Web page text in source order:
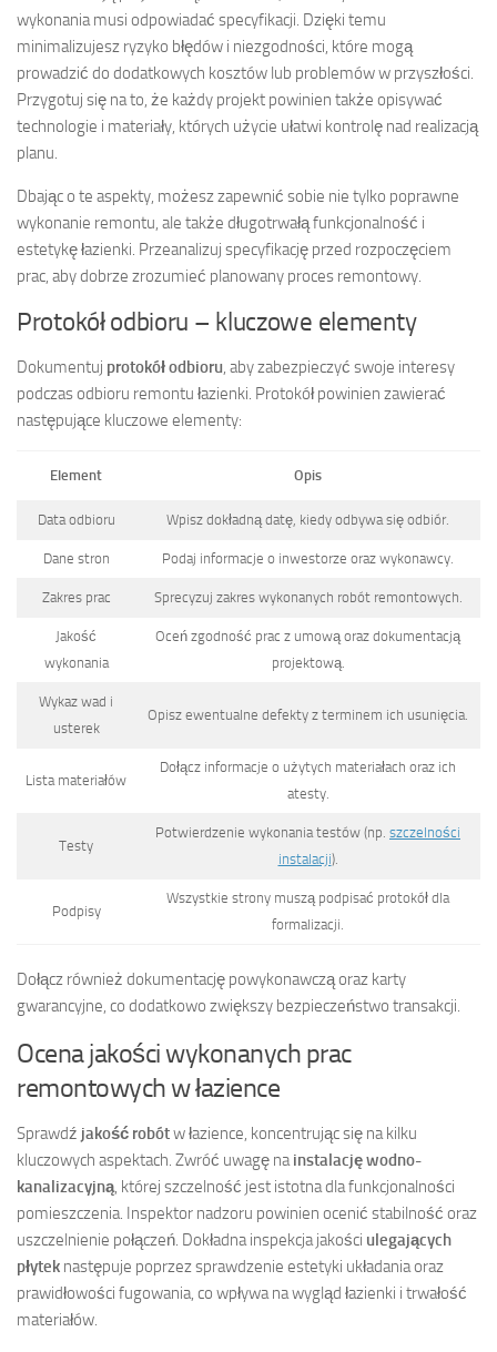
wykonania musi odpowiadać specyfikacji. Dzięki temu
minimalizujesz ryzyko błędów i niezgodności, które mogą
prowadzić do dodatkowych kosztów lub problemów w przyszłości.
Przygotuj się na to, że każdy projekt powinien także opisywać
technologie i materiały, których użycie ułatwi kontrolę nad realizacją
planu.
Dbając o te aspekty, możesz zapewnić sobie nie tylko poprawne
wykonanie remontu, ale także długotrwałą funkcjonalność i
estetykę łazienki. Przeanalizuj specyfikację przed rozpoczęciem
prac, aby dobrze zrozumieć planowany proces remontowy.
Protokół odbioru – kluczowe elementy
Dokumentuj protokół odbioru , aby zabezpieczyć swoje interesy
podczas odbioru remontu łazienki. Protokół powinien zawierać
następujące kluczowe elementy:
Element Opis
Data odbioru Wpisz dokładną datę, kiedy odbywa się odbiór.
Dane stron Podaj informacje o inwestorze oraz wykonawcy.
Zakres prac Sprecyzuj zakres wykonanych robót remontowych.
Jakość
wykonania
Oceń zgodność prac z umową oraz dokumentacją
projektową.
Wykaz wad i
usterek
Opisz ewentualne defekty z terminem ich usunięcia.
Lista materiałów
Dołącz informacje o użytych materiałach oraz ich
atesty.
Testy
Potwierdzenie wykonania testów (np. szczelności
instalacji).
Podpisy
Wszystkie strony muszą podpisać protokół dla
formalizacji.
Dołącz również dokumentację powykonawczą oraz karty
gwarancyjne, co dodatkowo zwiększy bezpieczeństwo transakcji.
Ocena jakości wykonanych prac
remontowych w łazience
Sprawdź jakość robótw łazience, koncentrując się na kilku
kluczowych aspektach. Zwróć uwagę nainstalację wodno-
kanalizacyjną, której szczelność jest istotna dla funkcjonalności
pomieszczenia. Inspektor nadzoru powinien ocenić stabilność oraz
uszczelnienie połączeń. Dokładna inspekcja jakości ulegających
płytek następuje poprzez sprawdzenie estetyki układania oraz
prawidłowości fugowania, co wpływa na wygląd łazienki i trwałość
materiałów.